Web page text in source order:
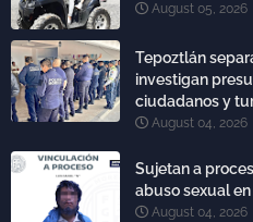
August 05, 2026
Tepoztlán
investigan
ciudadanos y
August 04, 2026
Sujetan a
abuso sexual
August 04, 2026